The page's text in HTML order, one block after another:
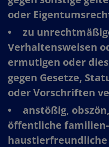
oder
zu
Verhaltensweisen
ermutigen oder
gegen Gesetze,
oder Vorschriften
anstößig,
öffentliche
haustierfreundliche